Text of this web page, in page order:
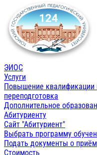
ЭИОС
Услуги
Повышение квалификации
переподготовка
Дополнительное
Абитуриенту
Сайт "Абитуриент"
Выбрать программу
Подать документы о
Стоимость